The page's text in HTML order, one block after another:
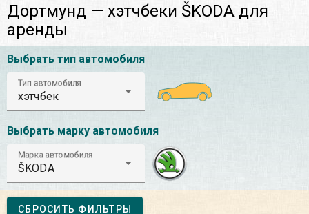
Дортмунд — хэтчбеки ŠKODA для
аренды
Выбрать тип автомобиля
Тип автомобиля
хэтчбек
Выбрать марку автомобиля
Марка автомобиля
ŠKODA
СБРОСИТЬ ФИЛЬТРЫ